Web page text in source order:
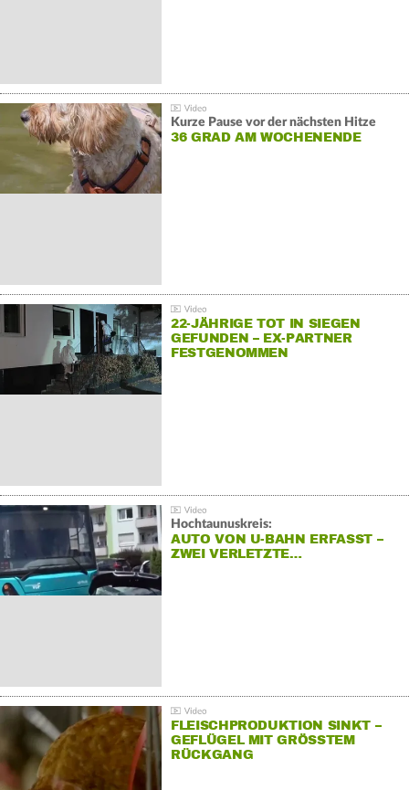
Kurze Pause vor der nächsten Hitze
36 GRAD AM WOCHENENDE
22-JÄHRIGE TOT IN SIEGEN
GEFUNDEN – EX-PARTNER
FESTGENOMMEN
Hochtaunuskreis:
AUTO VON U-BAHN ERFASST –
ZWEI VERLETZTE…
FLEISCHPRODUKTION SINKT –
GEFLÜGEL MIT GRÖSSTEM R
ÜCKGANG